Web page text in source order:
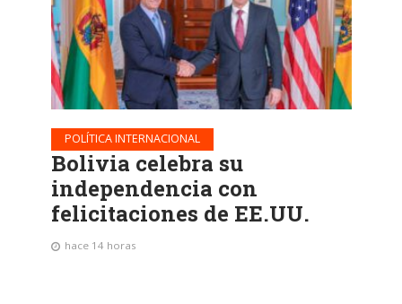
POLÍTICA INTERNACIONAL
Bolivia celebra su
independencia con
felicitaciones de EE.UU.
hace 14 horas